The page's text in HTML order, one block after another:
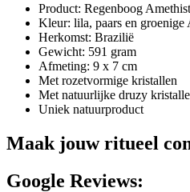
Product: Regenboog
Kleur: lila, paars en groenige
Herkomst: Brazilië
Gewicht: 591 gram
Afmeting: 9 x 7 cm
Met rozetvormige kristallen
Met natuurlijke druzy
Uniek natuurproduct
Maak jouw ritueel
Google Reviews: